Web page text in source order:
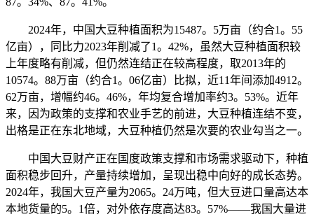
2024年，中国大豆种植面积为15487。5万亩（约合1。55
亿亩），同比力2023年削减了1。42%，虽然大豆种植面积较
上年度略有削减，但仍然连结正在较高程度，取2013年的
10574。88万亩（约合1。06亿亩）比拟，近11年间添加4912。
62万亩，增幅约46。46%，年均复合增加率约3。53%。近年
来，因为政策的支撑和农业手艺的前进，大豆种植连结不变，
出格是正在东北地域，大豆种植仍然是次要的农业勾当之一。
中国大豆财产正在国度政策支撑和市场需求驱动下，种植
面积稳步回升，产量持续增加，呈现出稳中向好的成长态势。
2024年，我国大豆产量为2065。24万吨，但大豆进口量高达本
本地货量的5。1倍，对外依存度高达83。57%——我国大量进